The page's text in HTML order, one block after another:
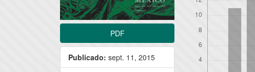
PDF
Publicado: sept. 11, 2015